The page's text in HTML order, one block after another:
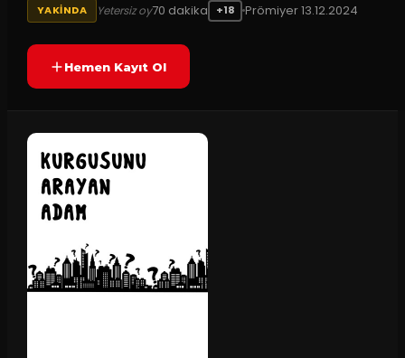
YAKINDA Yetersiz oy70 dakika +18 Prömiyer13.12.2024
Hemen Kayıt Ol